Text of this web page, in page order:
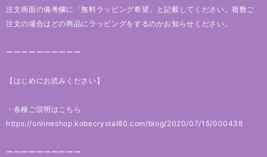
注文画面の備考欄に「無料ラッピング希望」と記載してください。複数ご
注文の場合はどの商品にラッピングをするのかお知らせください。
ーーーーーーーーーー
【はじめにお読みください】
・各種ご説明はこちら
https://onlineshop.kobecrystal80.com/blog/2020/07/15/000438
ーーーーーーーーーー